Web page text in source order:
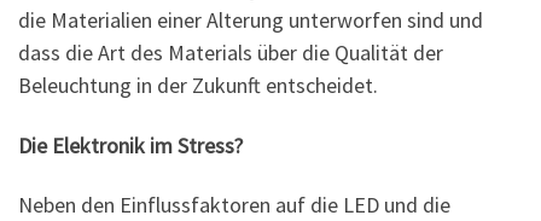
die Materialien einer Alterung unterworfen sind und
dass die Art des Materials über die Qualität der
Beleuchtung in der Zukunft entscheidet.
Die Elektronik im Stress?
Neben den Einflussfaktoren auf die LED und die